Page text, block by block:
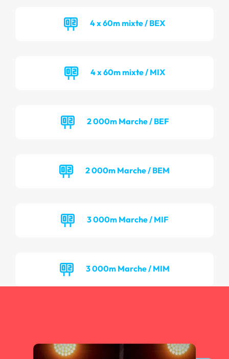
4 x 60m mixte / BEX
4 x 60m mixte / MIX
2 000m Marche / BEF
2 000m Marche / BEM
3 000m Marche / MIF
3 000m Marche / MIM